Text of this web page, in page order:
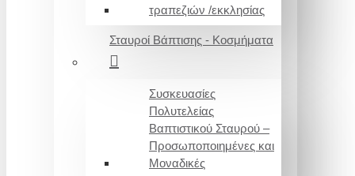
τραπεζιών /εκκλησίας
Σταυροί Βάπτισης - Κοσμήματα
Συσκευασίες
Πολυτελείας
Βαπτιστικού Σταυρού –
Προσωποποιημένες και
Μοναδικές